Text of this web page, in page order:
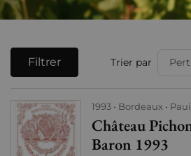
Filtrer Trier par
1993 Bordeaux
Château
Baron 1993